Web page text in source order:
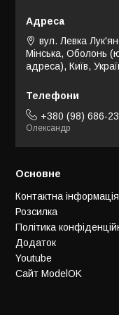
вул. Левка
Мінська, Оболонь
адреса), Київ,
+380 (98) 686-
Олександр
Основне
Контактна інформація
Розсилка
Політика
Додаток
Youtube
Сайт ModelOK